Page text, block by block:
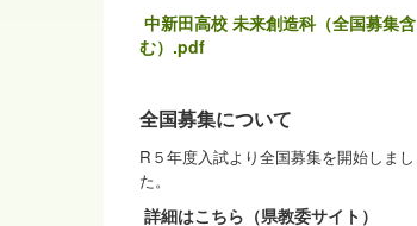
中新田高校 未来創造科（全国募集含
む）.pdf
全国募集について
R５年度入試より全国募集を開始しまし
た。
詳細はこちら（県教委サイト）